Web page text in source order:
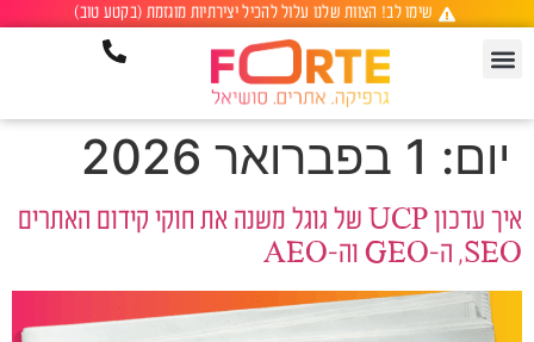
שימו לב! הצוות שלנו עלול להכיל יצירתיות מוגזמת (בקטע טוב)
יום: 1 בפברואר 2026
איך עדכון UCP של גוגל משנה את חוקי קידום האתרים
SEO, ה-GEO וה-AEO